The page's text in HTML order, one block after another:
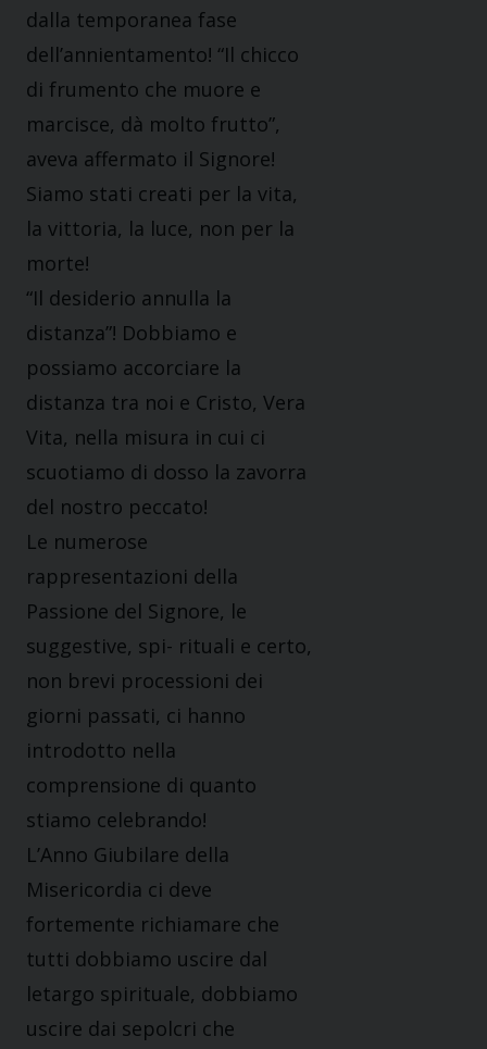
dalla temporanea fase
dell’annientamento! “Il chicco
di frumento che muore e
marcisce, dà molto frutto”,
aveva affermato il Signore!
Siamo stati creati per la vita,
la vittoria, la luce, non per la
morte!
“Il desiderio annulla la
distanza”! Dobbiamo e
possiamo accorciare la
distanza tra noi e Cristo, Vera
Vita, nella misura in cui ci
scuotiamo di dosso la zavorra
del nostro peccato!
Le numerose
rappresentazioni della
Passione del Signore, le
suggestive, spi- rituali e certo,
non brevi processioni dei
giorni passati, ci hanno
introdotto nella
comprensione di quanto
stiamo celebrando!
L’Anno Giubilare della
Misericordia ci deve
fortemente richiamare che
tutti dobbiamo uscire dal
letargo spirituale, dobbiamo
uscire dai sepolcri che